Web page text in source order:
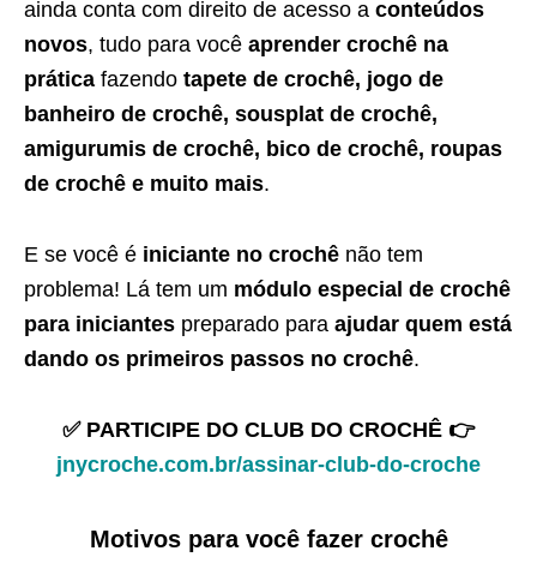
ainda conta com direito de acesso a conteúdos
novos, tudo para você aprender crochê na
prática fazendo tapete de crochê, jogo de
banheiro de crochê, sousplat de crochê,
amigurumis de crochê, bico de crochê, roupas
de crochê e muito mais.
E se você é iniciante no crochê não tem
problema! Lá tem um módulo especial de crochê
para iniciantes preparado para ajudar quem está
dando os primeiros passos no crochê.
✅ PARTICIPE DO CLUB DO CROCHÊ 👉
jnycroche.com.br/assinar-club-do-croche
Motivos para você fazer crochê